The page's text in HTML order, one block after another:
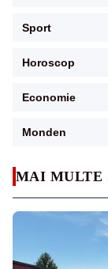
MAI MULTE
Sport
Horoscop
Economie
Monden